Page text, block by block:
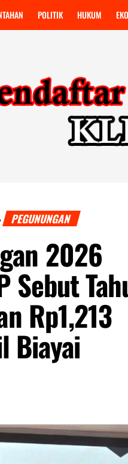
POLITIK HUKUM
PEGUNUNGAN
2026
Sebut
Rp1,213
Biayai